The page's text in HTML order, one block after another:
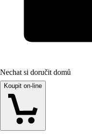
Nechat si doručit domů
Koupit on-line